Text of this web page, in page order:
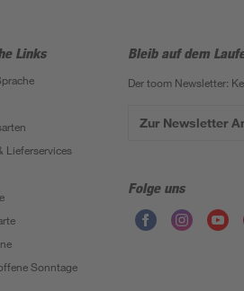
Links
Lieferservices
Sonntage
Bleib auf dem
Der toom Newsletter:
Zur Newsletter
Folge uns